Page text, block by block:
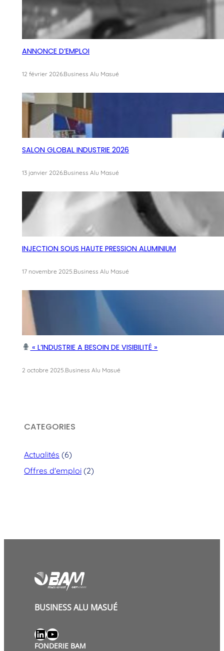
ANNONCE D’EMPLOI
12 février 2026.Business Alu Masué
SALON GLOBAL INDUSTRIE 2026
13 janvier 2026.Business Alu Masué
INJECTION SOUS HAUTE PRESSION ALUMINIUM
17 novembre 2025.Business Alu Masué
« L’INDUSTRIE A BESOIN DE VISIBILITÉ »
2 octobre 2025.Business Alu Masué
CATEGORIES
Actualités (6)
Offres d'emploi (2)
BUSINESS ALU MASUÉ
LinkedIn YouTube
FONDERIE BAM